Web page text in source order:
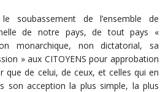
soubassement de l’ensemble de
de notre pays, de tout pays «
monarchique, non dictatorial, sa
» aux CITOYENS pour approbation
que de celui, de ceux, et celles qui en
son acception la plus simple, la plus